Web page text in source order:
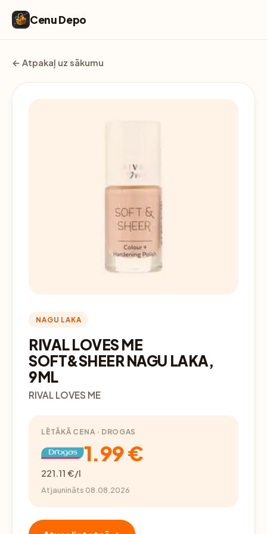
Cenu Depo
← Atpakaļ uz sākumu
NAGU LAKA
RIVAL LOVES ME
SOFT&SHEER NAGU LAKA,
9ML
RIVAL LOVES ME
LĒTĀKĀ CENA · DROGAS
1.99 €
221.11 €/l
Atjaunināts 08.08.2026